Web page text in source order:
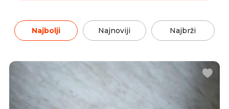
Najbolji Najnoviji Najbrži